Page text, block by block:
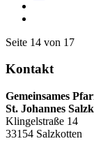
Seite 14 von 17
Kontakt
Gemeinsames
St. Johannes
Klingelstraße 14
33154 Salzkotten